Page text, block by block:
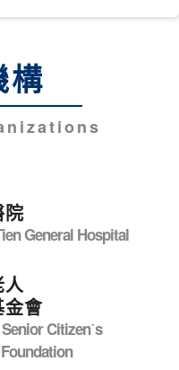
構
院
General Hospital
人
金會
Citizenˊs